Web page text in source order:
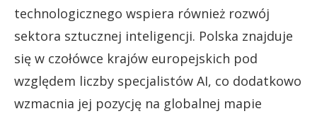
technologicznego wspiera również rozwój
sektora sztucznej inteligencji. Polska znajduje
się w czołówce krajów europejskich pod
względem liczby specjalistów AI, co dodatkowo
wzmacnia jej pozycję na globalnej mapie